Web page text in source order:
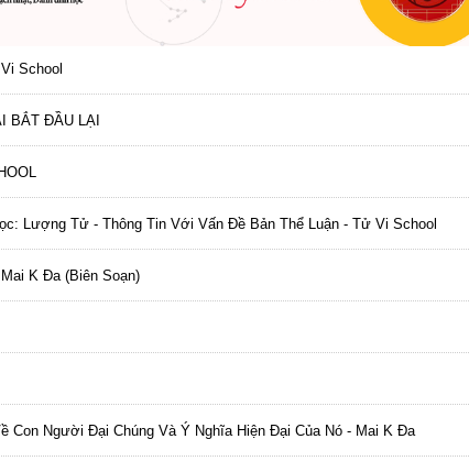
School
BẮT ĐẦU LẠI
Lượng Tử - Thông Tin Với Vấn Đề Bản Thể Luận - Tử Vi School
K Đa (biên Soạn)
Con Người Đại Chúng Và Ý Nghĩa Hiện Đại Của Nó - Mai K Đa